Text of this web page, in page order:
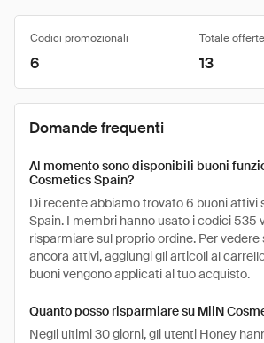
Codici promozionali Totale offerte
6 13
Domande frequenti
Al momento sono disponibili buoni
Cosmetics Spain?
Di recente abbiamo trovato 6 buoni attivi
Spain. I membri hanno usato i codici 535
risparmiare sul proprio ordine. Per vedere
ancora attivi, aggiungi gli articoli al
buoni vengono applicati al tuo acquisto.
Quanto posso risparmiare su MiiN
Negli ultimi 30 giorni, gli utenti Honey